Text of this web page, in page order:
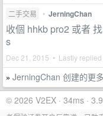
二手交易 • JerningChan
收個 hhkb pro2 或者
s
Dec 21, 2015 • Lastly
» JerningChan 创建的更
© 2026 V2EX · 34ms ·